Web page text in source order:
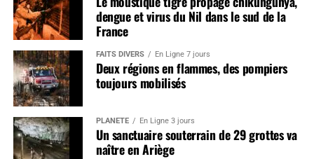
dengue et virus du Nil dans le sud de la
France
FAITS DIVERS En Ligne 7 jours
Deux régions en flammes, des pompiers
toujours mobilisés
PLANÈTE En Ligne 3 jours
Un sanctuaire souterrain de 29 grottes va
naître en Ariège